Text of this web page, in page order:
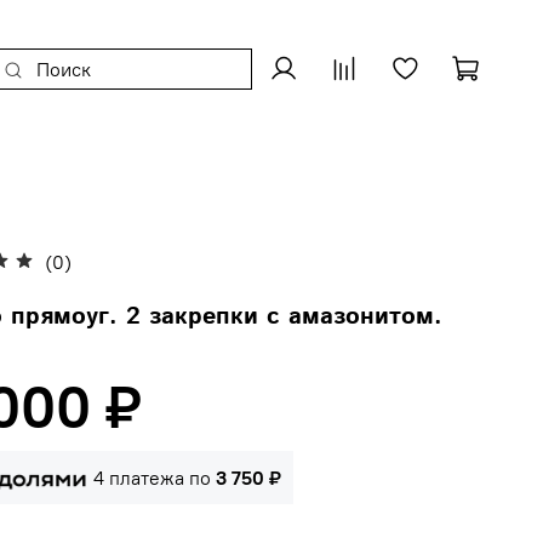
(0)
прямоуг. 2 закрепки с амазонитом.
₽
4 платежа по3 750 ₽